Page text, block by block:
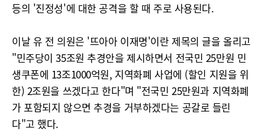
등의 '진정성'에 대한 공격을 할 때 주로 사용된다.
이날 유 전 의원은 '뜨아아 이재명'이란 제목의 글을 올리고
"민주당이 35조원 추경안을 제시하면서 전국민 25만원 민
생쿠폰에 13조1000억원, 지역화폐 사업에 (할인 지원을 위
한) 2조원을 쓰겠다고 한다"며 "전국민 25만원과 지역화폐
가 포함되지 않으면 추경을 거부하겠다는 공갈로 들린
다"고 했다.